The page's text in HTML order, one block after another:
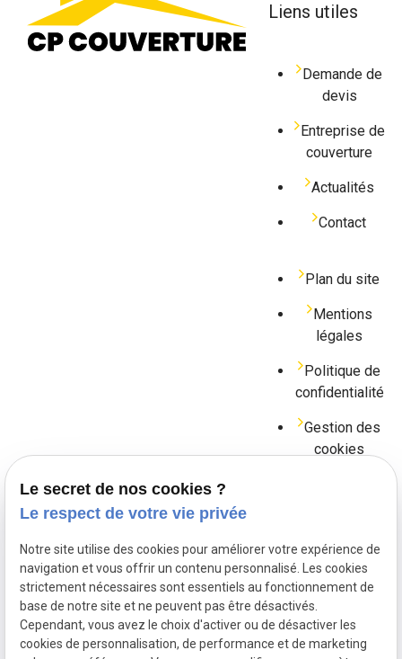
Liens utiles
Demande de
devis
Entreprise de
couverture
Actualités
Contact
Plan du site
Mentions
légales
Politique de
confidentialité
Gestion des
cookies
Me contacter
04.81.68.48.90
contact@cp-couverture.fr
Le secret de nos cookies ?
Le respect de votre vie privée
Notre site utilise des cookies pour améliorer votre expérience de
navigation et vous offrir un contenu personnalisé. Les cookies
strictement nécessaires sont essentiels au fonctionnement de
base de notre site et ne peuvent pas être désactivés.
Cependant, vous avez le choix d'activer ou de désactiver les
cookies de personnalisation, de performance et de marketing